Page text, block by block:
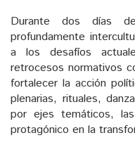
Durante dos días
profundamente
a los desafíos
retrocesos normativos
fortalecer la acción
plenarias, rituales,
por ejes temáticos,
protagónico en la